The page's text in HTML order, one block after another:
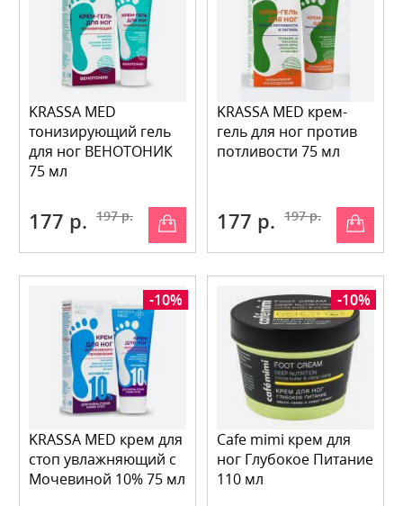
KRASSA MED
тонизирующий гель
для ног ВЕНОТОНИК
75 мл
177 р. 197 р.
KRASSA MED крем-
гель для ног против
потливости 75 мл
177 р. 197 р.
-10%
KRASSA MED крем для
стоп увлажняющий с
Мочевиной 10% 75 мл
-10%
Cafe mimi крем для
ног Глубокое Питание
110 мл